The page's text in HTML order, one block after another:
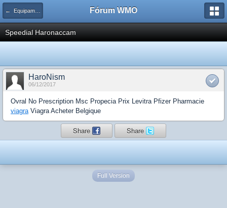
← Equipamentos, Dispositivos e Acessórios Fórum WMO
Speedial Haronaccam
HaroNism
06/12/2017
Ovral No Prescription Msc Propecia Prix Levitra Pfizer Pharmacie
viagraViagra Acheter Belgique
Share Share
Full Version